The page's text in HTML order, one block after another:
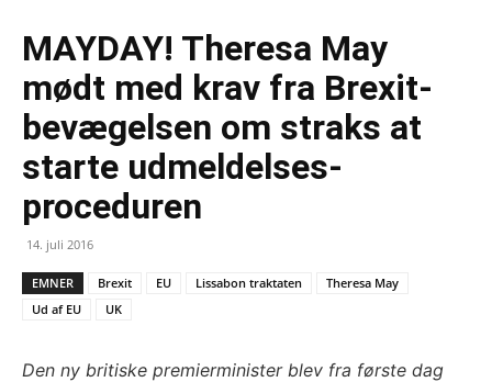
MAYDAY! Theresa May
mødt med krav fra Brexit-
bevægelsen om straks at
starte udmeldelses-
proceduren
14. juli 2016
EMNER Brexit EU Lissabon traktaten
Theresa May
Ud af EU
UK
Den ny britiske premierminister blev fra første dag